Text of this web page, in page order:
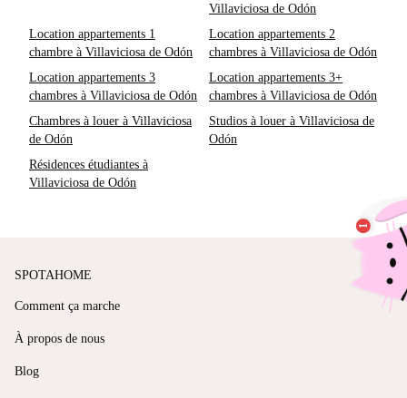
Villaviciosa de Odón
Location appartements 1
chambre à Villaviciosa de Odón
Location appartements 2
chambres à Villaviciosa de Odón
Location appartements 3
chambres à Villaviciosa de Odón
Location appartements 3+
chambres à Villaviciosa de Odón
Chambres à louer à Villaviciosa
de Odón
Studios à louer à Villaviciosa de
Odón
Résidences étudiantes à
Villaviciosa de Odón
SPOTAHOME
Comment ça marche
À propos de nous
Blog